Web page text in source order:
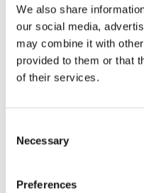
We also share
our social media,
may combine it with
provided to them or that
of their services.
Selection
Necessary
Preferences
KINNA
Ehns Gata 6
51156 Kinna
UM OKKUR
EMA
býr til útbúnað fyrir
ekkert eftir tilviljun og erum
Vélavit